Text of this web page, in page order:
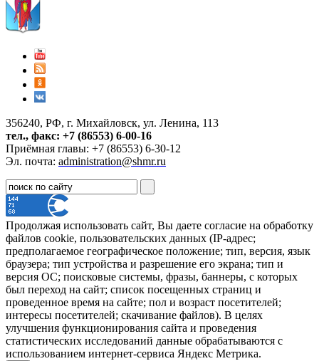
356240, РФ, г. Михайловск, ул. Ленина, 113
тел., факс: +7 (86553) 6-00-16
Приёмная главы: +7 (86553) 6-30-12
Эл. почта: administration@shmr.ru
Продолжая использовать сайт, Вы даете согласие на обработку
файлов cookie, пользовательских данных (IP-адрес;
предполагаемое географическое положение; тип, версия, язык
браузера; тип устройства и разрешение его экрана; тип и
версия ОС; поисковые системы, фразы, баннеры, с которых
был переход на сайт; список посещенных страниц и
проведенное время на сайте; пол и возраст посетителей;
интересы посетителей; скачивание файлов). В целях
улучшения функционирования сайта и проведения
статистических исследований данные обрабатываются с
использованием интернет-сервиса Яндекс Метрика.